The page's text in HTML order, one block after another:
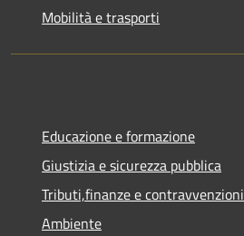
Mobilità e trasporti
Educazione e formazione
Giustizia e sicurezza pubblica
Tributi,finanze e contravvenzioni
Ambiente